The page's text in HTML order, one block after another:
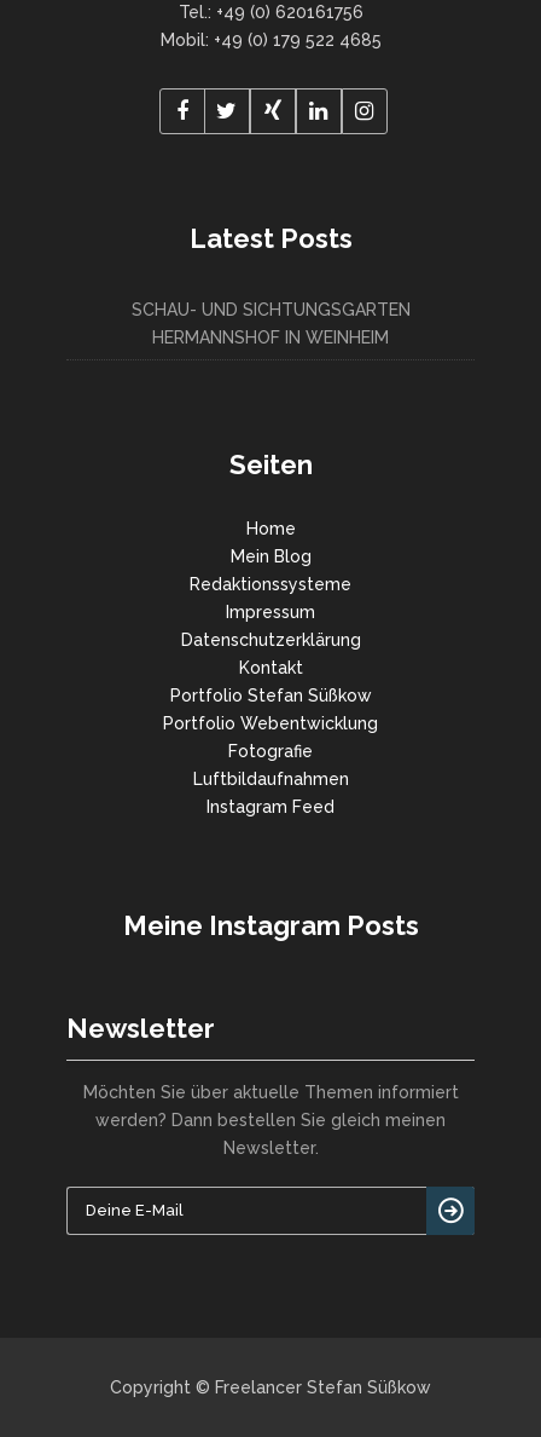
Tel.: +49 (0) 620161756
Mobil: +49 (0) 179 522 4685
Latest Posts
SCHAU- UND SICHTUNGSGARTEN
HERMANNSHOF IN WEINHEIM
Seiten
Home
Mein Blog
Redaktionssysteme
Impressum
Datenschutzerklärung
Kontakt
Portfolio Stefan Süßkow
Portfolio Webentwicklung
Fotografie
Luftbildaufnahmen
Instagram Feed
Meine Instagram Posts
Newsletter
Möchten Sie über aktuelle Themen informiert
werden? Dann bestellen Sie gleich meinen
Newsletter.
Copyright © Freelancer Stefan Süßkow